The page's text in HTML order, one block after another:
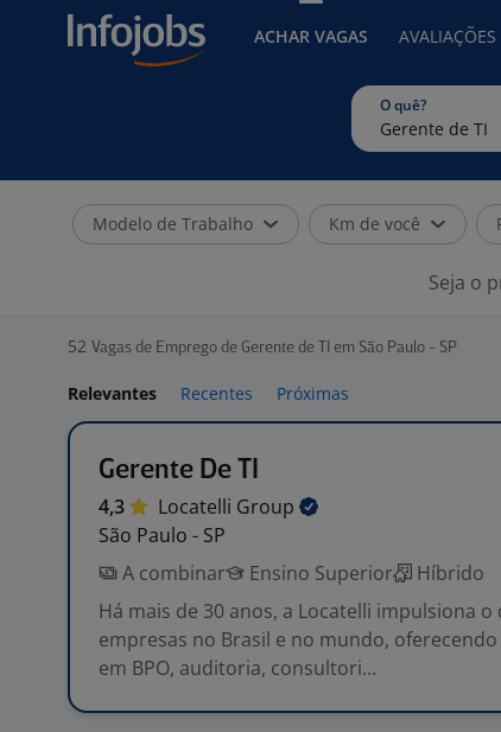
ACHAR VAGAS
O quê?
Modelo de Trabalho Km de você
Seja o
52 Vagas de Emprego de Gerente de TI em São Paulo - SP
Relevantes Recentes Próximas
Gerente De TI
4,3 Locatelli Group
São Paulo - SP
A combinar
Ensino Superior
Híbrido
Há mais de 30 anos, a Locatelli impulsiona
empresas no Brasil e no mundo,
em BPO, auditoria, consultori...